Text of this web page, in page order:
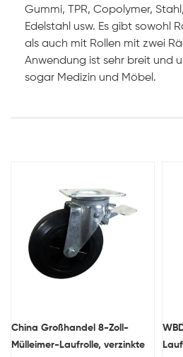
Gummi, TPR, Copolymer,
Edelstahl usw. Es gibt sowohl
als auch mit Rollen mit zwei
Anwendung ist sehr breit und
sogar Medizin und Möbel.
China Großhandel 8-Zoll-
Mülleimer-Laufrolle, verzinkte